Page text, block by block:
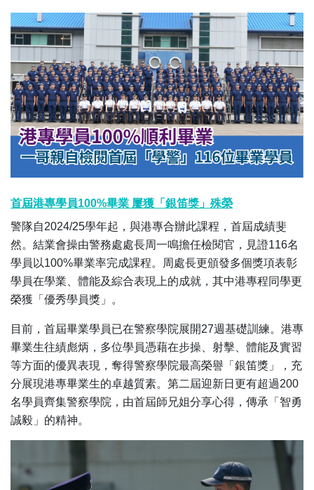
首屆港專學員100%畢業 屢獲「銀笛獎」殊榮
警隊自2024/25學年起，與港專合辦此課程，首屆成績斐
然。結業會操由警務處處長周一鳴擔任檢閱官，見證116名
學員以100%畢業率完成課程。周處長更頒發多個獎項表彰
學員在學業、體能及綜合表現上的成就，其中港專程同學更
榮獲「優秀學員獎」。
目前，首屆畢業學員已在警察學院展開27週基礎訓練。港專
畢業生往績彪炳，多位學員憑藉在步操、射擊、體能及實習
等方面的優異表現，奪得警察學院最高榮譽「銀笛獎」，充
分展現港專畢業生的卓越質素。第二屆迎新日更有超過200
名學員齊集警察學院，由首屆師兄姐分享心得，傳承「智勇
誠毅」的精神。